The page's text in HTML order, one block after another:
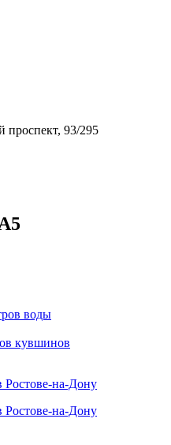
проспект, 93/295
воды
кувшинов